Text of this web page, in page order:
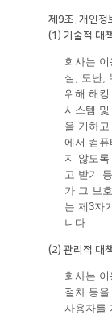
제9조. 개인정
(1) 기술적 대
회사는
실, 도난,
위해 해
시스템
을 기하
에서 컴
지 않도
고 받기
가 그 보
는 제3자
니다.
(2) 관리적 대
회사는
절차 등
사용자를